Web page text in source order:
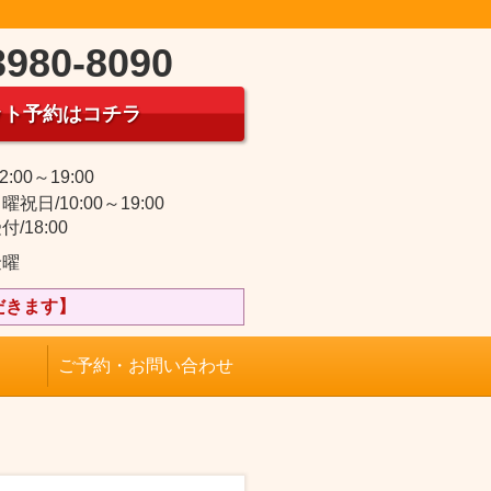
8090
予約はコチラ
～19:00
祝日/10:00～19:00
/18:00
ます】
ご予約・お問い合わせ